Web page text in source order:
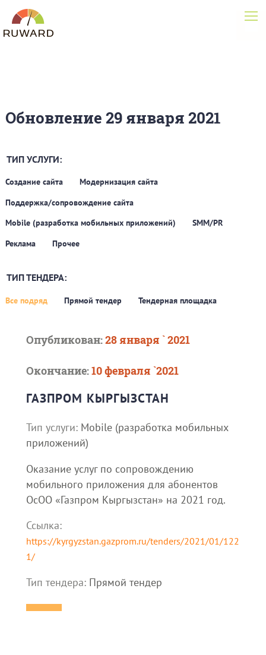
Обновление 29 января 2021
ТИП УСЛУГИ:
Создание сайта
Модернизация сайта
Поддержка/сопровождение сайта
Mobile (разработка мобильных приложений)
SMM/PR
Реклама
Прочее
ТИП ТЕНДЕРА:
Все подряд Прямой тендер Тендерная площадка
Опубликован:28 января ` 2021
Окончание:10 февраля `2021
ГАЗПРОМ КЫРГЫЗСТАН
Тип услуги: Mobile (разработка мобильных
приложений)
Оказание услуг по сопровождению
мобильного приложения для абонентов
ОсОО «Газпром Кыргызстан» на 2021 год.
Ссылка:
https://kyrgyzstan.gazprom.ru/tenders/2021/01/122
1/
Тип тендера: Прямой тендер